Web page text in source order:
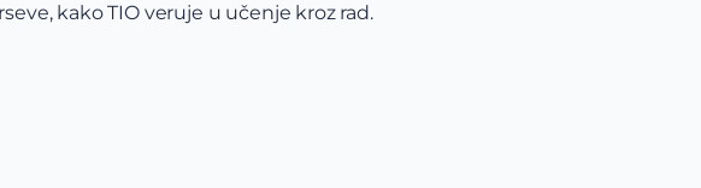
kako TIO veruje u učenje kroz rad.